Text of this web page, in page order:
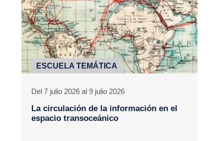
ESCUELA TEMÁTICA
Del 7 julio 2026 al 9 julio 2026
La circulación de la información en el
espacio transoceánico